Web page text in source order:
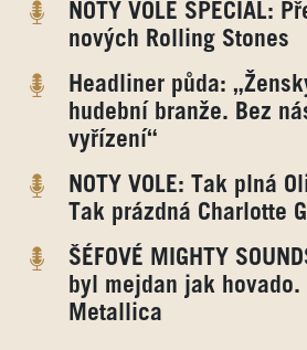
NOTY VOLE SPECIÁL:
nových Rolling Stones
Headliner půda:
hudební branže. Bez
vyřízení“
NOTY VOLE: Tak plná
Tak prázdná Charlotte
ŠÉFOVÉ MIGHTY
byl mejdan jak
Metallica